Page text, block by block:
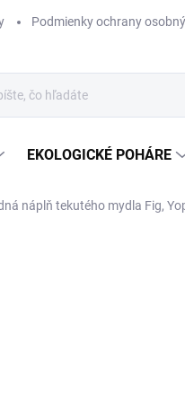
Podmienky ochrany
EKOLOGICKÉ POHÁRE
náplň tekutého mydla Fig,